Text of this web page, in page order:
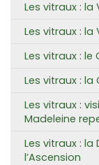
Les vitraux : la
Les vitraux :
Les vitraux : le
Les vitraux : la
Les vitraux :
Madeleine
Les vitraux :
l’Ascension